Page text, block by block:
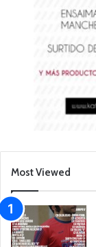
Most Viewed